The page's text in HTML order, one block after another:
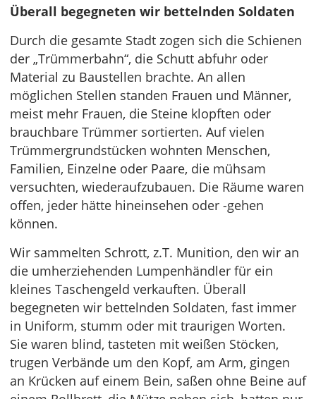
Überall begegneten wir bettelnden Soldaten
Durch die gesamte Stadt zogen sich die Schienen
der „Trümmerbahn“, die Schutt abfuhr oder
Material zu Baustellen brachte. An allen
möglichen Stellen standen Frauen und Männer,
meist mehr Frauen, die Steine klopften oder
brauchbare Trümmer sortierten. Auf vielen
Trümmergrundstücken wohnten Menschen,
Familien, Einzelne oder Paare, die mühsam
versuchten, wiederaufzubauen. Die Räume waren
offen, jeder hätte hineinsehen oder -gehen
können.
Wir sammelten Schrott, z.T. Munition, den wir an
die umherziehenden Lumpenhändler für ein
kleines Taschengeld verkauften. Überall
begegneten wir bettelnden Soldaten, fast immer
in Uniform, stumm oder mit traurigen Worten.
Sie waren blind, tasteten mit weißen Stöcken,
trugen Verbände um den Kopf, am Arm, gingen
an Krücken auf einem Bein, saßen ohne Beine auf